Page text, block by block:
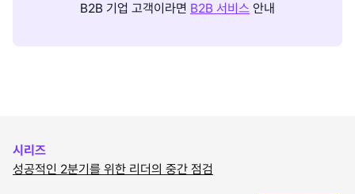
B2B 기업 고객이라면 B2B 서비스 안내
시리즈
성공적인 2분기를 위한 리더의 중간 점검